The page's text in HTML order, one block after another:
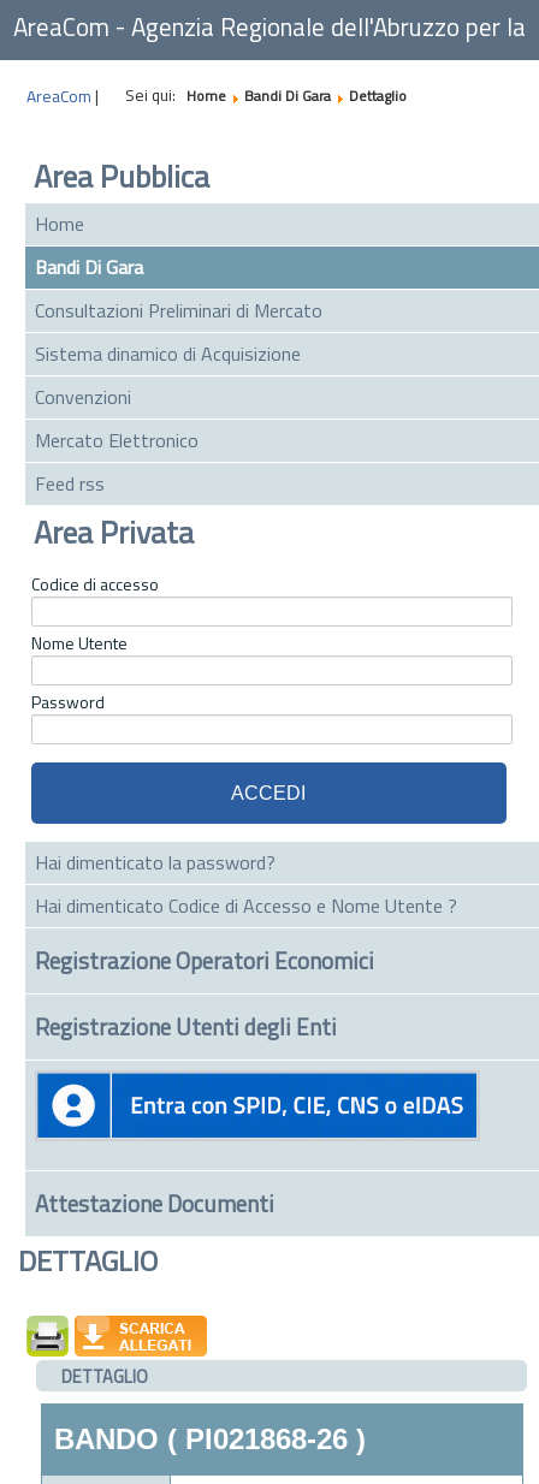
AreaCom - Agenzia Regionale dell'Abruzzo per la
Committenza
AreaCom | Sei qui: Home Bandi Di Gara Dettaglio
Area Pubblica
Home
Bandi Di Gara
Consultazioni Preliminari di Mercato
Sistema dinamico di Acquisizione
Convenzioni
Mercato Elettronico
Feed rss
Area Privata
Codice di accesso
Nome Utente
Password
Hai dimenticato la password?
Hai dimenticato Codice di Accesso e Nome Utente ?
Registrazione Operatori Economici
Registrazione Utenti degli Enti
Attestazione Documenti
DETTAGLIO
DETTAGLIO
BANDO ( PI021868-26 )